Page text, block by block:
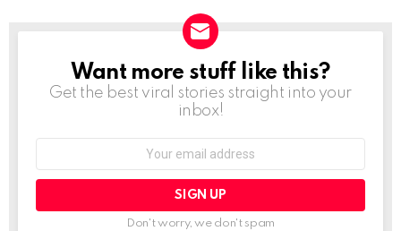
NEWSLETTER
Want more stuff like this?
Get the best viral stories straight into your
inbox!
Don't worry, we don't spam